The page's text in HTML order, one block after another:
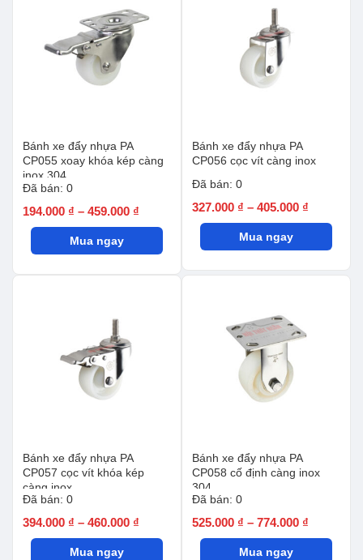
Bánh xe đẩy nhựa PA
CP055 xoay khóa kép càng
inox 304
Đã bán: 0
194.000 ₫ – 459.000 ₫
giá:
194.000 ₫
Mua ngay
Bánh xe đẩy nhựa PA
CP056 cọc vít càng inox
Đã bán: 0
327.000 ₫ – 405.000 ₫
giá:
327.000 ₫
Mua ngay
Bánh xe đẩy nhựa PA
CP057 cọc vít khóa kép
càng inox
Đã bán: 0
394.000 ₫ – 460.000 ₫
giá:
Mua ngay
Bánh xe đẩy nhựa PA
CP058 cố định càng inox
304
Đã bán: 0
525.000 ₫ – 774.000 ₫
giá:
Mua ngay